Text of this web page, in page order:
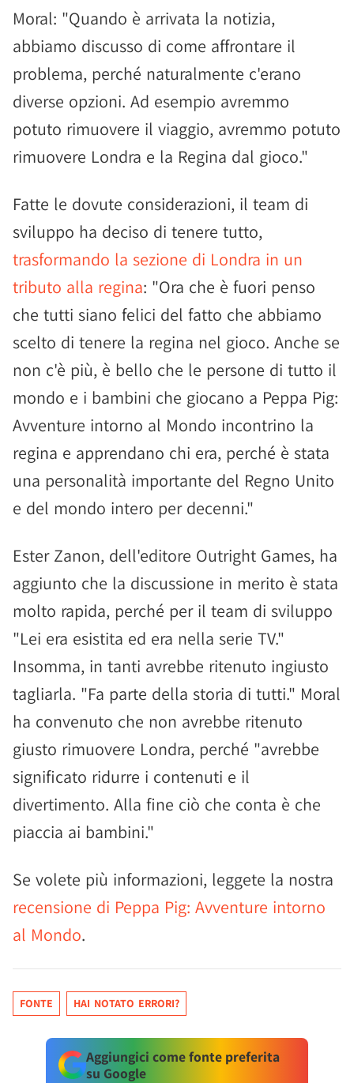
Moral: "Quando è arrivata la notizia,
abbiamo discusso di come affrontare il
problema, perché naturalmente c'erano
diverse opzioni. Ad esempio avremmo
potuto rimuovere il viaggio, avremmo potuto
rimuovere Londra e la Regina dal gioco."
Fatte le dovute considerazioni, il team di
sviluppo ha deciso di tenere tutto,
trasformando la sezione di Londra in un
tributo alla regina: "Ora che è fuori penso
che tutti siano felici del fatto che abbiamo
scelto di tenere la regina nel gioco. Anche se
non c'è più, è bello che le persone di tutto il
mondo e i bambini che giocano a Peppa Pig:
Avventure intorno al Mondo incontrino la
regina e apprendano chi era, perché è stata
una personalità importante del Regno Unito
e del mondo intero per decenni."
Ester Zanon, dell'editore Outright Games, ha
aggiunto che la discussione in merito è stata
molto rapida, perché per il team di sviluppo
"Lei era esistita ed era nella serie TV."
Insomma, in tanti avrebbe ritenuto ingiusto
tagliarla. "Fa parte della storia di tutti." Moral
ha convenuto che non avrebbe ritenuto
giusto rimuovere Londra, perché "avrebbe
significato ridurre i contenuti e il
divertimento. Alla fine ciò che conta è che
piaccia ai bambini."
Se volete più informazioni, leggete la nostra
recensione di Peppa Pig: Avventure intorno
al Mondo.
FONTE HAI NOTATO ERRORI?
Aggiungici come fonte preferita
su Google